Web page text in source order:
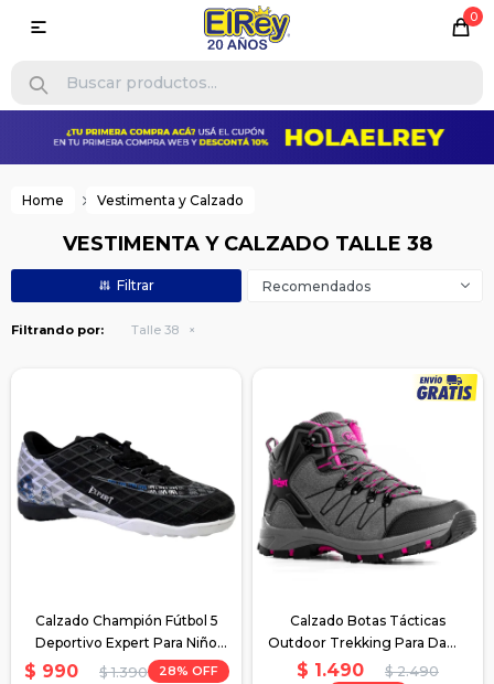
0

Home Vestimenta y Calzado
VESTIMENTA Y CALZADO TALLE 38
Recomendados
Filtrando por: Talle 38
Calzado Champión Fútbol 5
Deportivo Expert Para Niño
Niña - Negro Gris
$ 990 $ 1.390 28
Calzado Botas Tácticas
Outdoor Trekking Para Dama
- Gris
$ 1.490 $ 2.490